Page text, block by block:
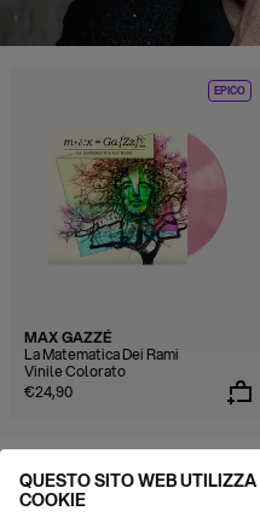
QUESTO SITO WEB UTILIZZA
COOKIE
EPICO
MAX GAZZÉ
La Matematica Dei Rami
Vinile Colorato
€24,90